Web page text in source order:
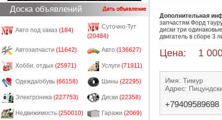
Доска объявлений Дать объявление
Авто под заказ (184)
Суточно-Тут
(20484)
Автозапчасти (11642) Авто (136627)
Хобби, отдых (25971) Услуги (71911)
Одежда/обувь (66158) Шины (22295)
Электроника (227753) Диски (22358)
Недвижимость (250010) Гаражи (2069)
Дополнительная
запчастям Форд
диски три
двигатель в сборе 3
Цена: 1
Имя: Тимур
Адрес:
+79409589698